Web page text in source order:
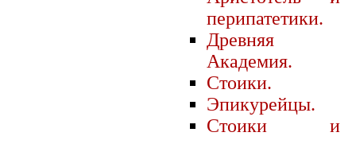
перипатетики.
Древняя
Академия.
Стоики.
Эпикурейцы.
Стоики и